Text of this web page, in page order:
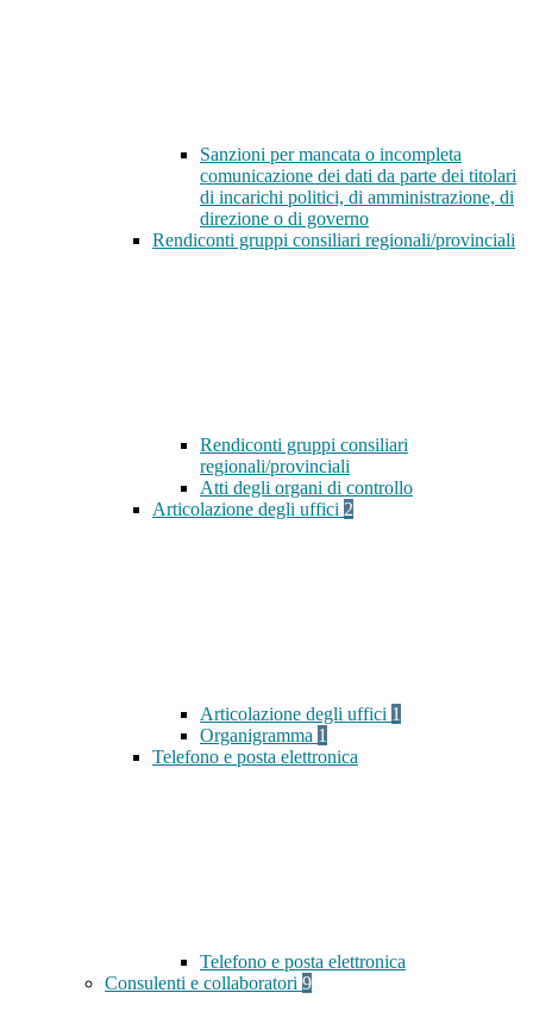
Sanzioni per mancata o incompleta
comunicazione dei dati da parte dei titolari
di incarichi politici, di amministrazione, di
direzione o di governo
Rendiconti gruppi consiliari regionali/provinciali
Rendiconti gruppi consiliari
regionali/provinciali
Atti degli organi di controllo
Articolazione degli uffici 2
Articolazione degli uffici 1
Organigramma 1
Telefono e posta elettronica
Telefono e posta elettronica
Consulenti e collaboratori 9